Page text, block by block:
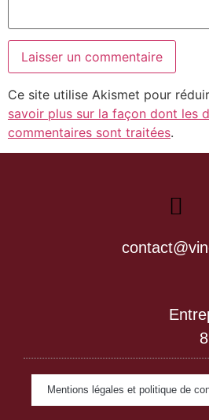
Ce site utilise Akismet pour
savoir plus sur la façon dont les
commentaires sont traitées.
Mentions légales et politique de